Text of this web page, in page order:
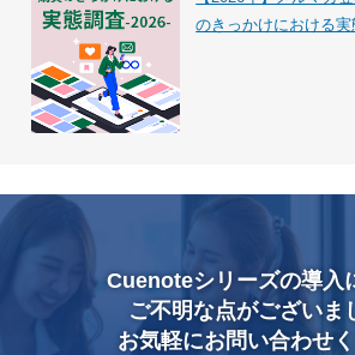
のきっかけにおける実
Cuenoteシリーズの導入
ご不明な点がございま
お気軽にお問い合わせ